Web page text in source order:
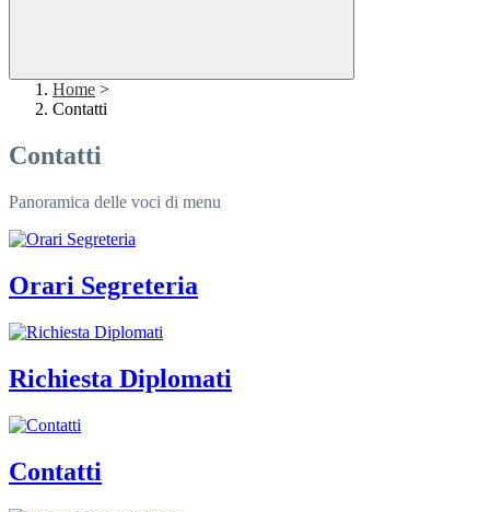
Home >
Contatti
Contatti
Panoramica delle voci di menu
Orari Segreteria
Richiesta Diplomati
Contatti